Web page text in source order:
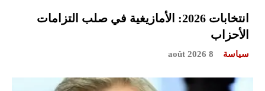
انتخابات 2026: الأمازيغية في صلب التزامات
الأحزاب
سياسة 8 août 2026